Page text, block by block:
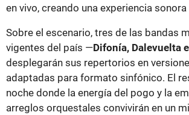
en vivo, creando una experiencia
Sobre el escenario, tres de las bandas
vigentes del país —Difonía, Dalevuelta
desplegarán sus repertorios en
adaptadas para formato sinfónico. El
noche donde la energía del pogo y la
arreglos orquestales convivirán en un